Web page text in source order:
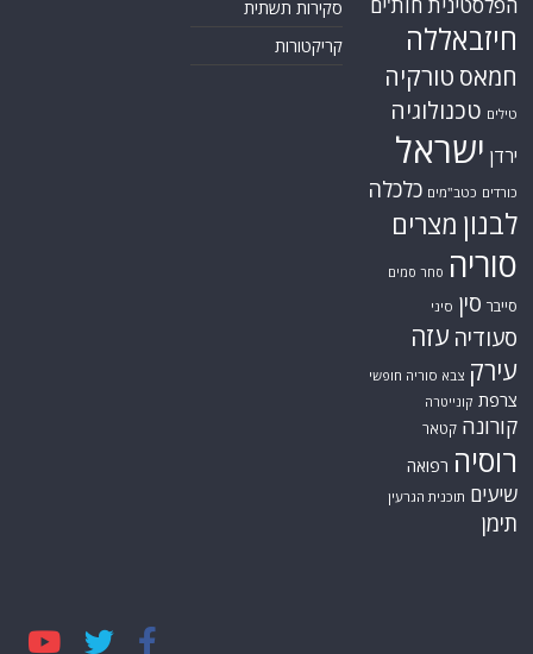
חיזבאללה
חמאס טורקיה
טילים טכנולוגיה
ירדן ישראל
כורדים כטב"מים כלכלה
לבנון מצרים
סוריה סחר סמים
סייבר סין סיני
סעודיה עזה
עירק צבא סוריה חופשי
צרפת קונייטרה
קורונה קטאר
רוסיה רפואה
שיעים תוכנית הגרעין
תימן
סקירות תשתית
קריקטורות